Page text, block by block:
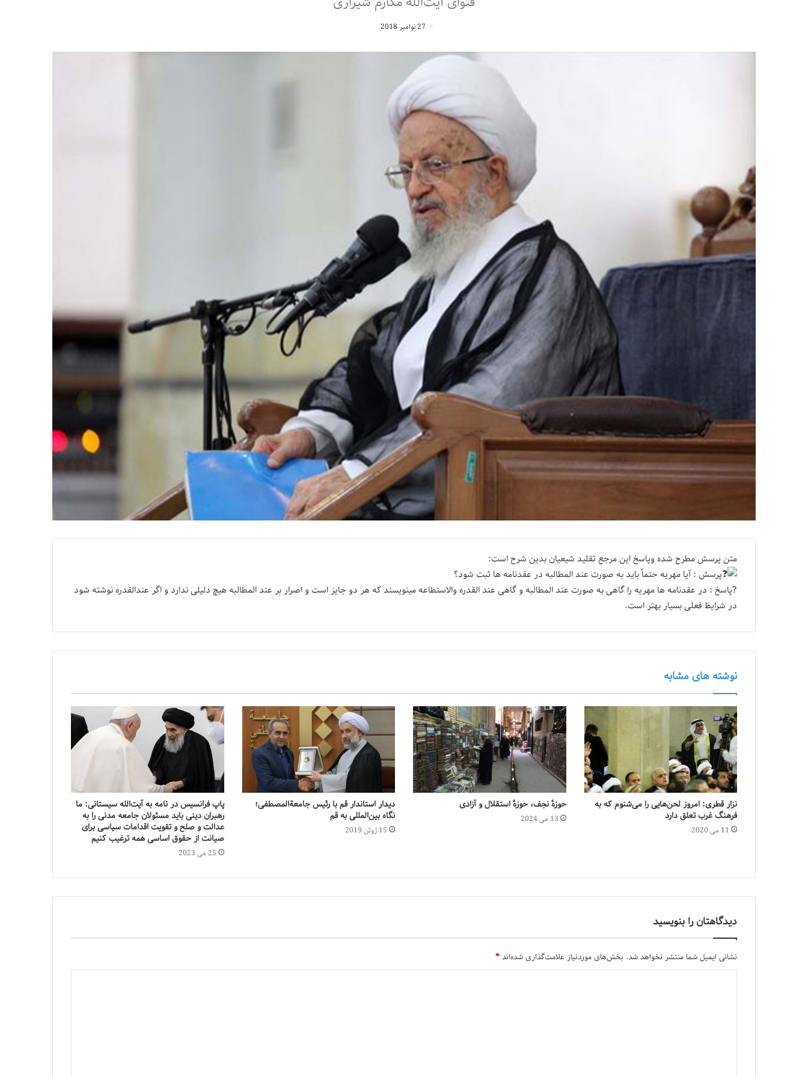
27 نوامبر 2018
متن پرسش مطرح شده وپاسخ این مرجع تقلید شیعیان بدین شرح است:
پرسش : آیا مهریه حتماً باید به صورت عند المطالبه در عقدنامه ها ثبت شود؟
?پاسخ : در عقدنامه ها مهریه را گاهی به صورت عند المطالبه و گاهی عند القدره والاستطاعه مینویسند که هر دو جایز است و اصرار بر عند المطالبه هیچ دلیلی ندارد و اگر عندالقدره نوشته شود
در شرایط فعلی بسیار بهتر است.
نوشته های مشابه
نزار قطری: امروز لحن‌هایی را می‌شنوم که به
فرهنگ غرب تعلق دارد
11 می 2020
حوزهٔ نجف، حوزهٔ استقلال و آزادی
13 می 2024
دیدار استاندار قم با رئیس جامعة‌المصطفی؛
نگاه بین‌المللی به قم
15 ژوئن 2019
پاپ فرانسیس در نامه به آیت‌الله سیستانی: ما
رهبران دینی باید مسئولان جامعه مدنی را به
عدالت و صلح و تقویت اقدامات سیاسی برای
صیانت از حقوق اساسی همه ترغیب کنیم
25 می 2023
دیدگاهتان را بنویسید
نشانی ایمیل شما منتشر نخواهد شد. بخش‌های موردنیاز علامت‌گذاری شده‌اند*